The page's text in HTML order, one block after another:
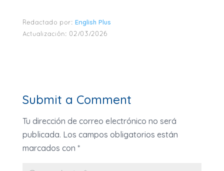
Redactado por: English Plus
Actualización: 02/03/2026
Submit a Comment
Tu dirección de correo electrónico no será
publicada. Los campos obligatorios están
marcados con *